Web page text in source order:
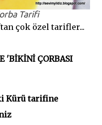
Tarifi
çok özel tarifler...
'BİKİNİ ÇORBASI
Kürü tarifine